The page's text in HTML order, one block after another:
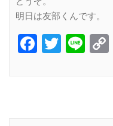
明日は友部くんです。
Facebook
Twitter
Line